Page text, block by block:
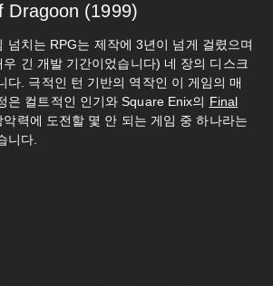
Dragoon (1999)
넘치는 RPG는 제작에 3년이 넘게 걸렸으며
긴 개발 기간이었습니다) 네 장의 디스크
다. 극적인 턴 기반의 역작인 이 게임의 매
은 컬트적인 인기와 Square Enix의 Final
력에 도전할 몇 안 되는 게임 중 하나라는
니다.